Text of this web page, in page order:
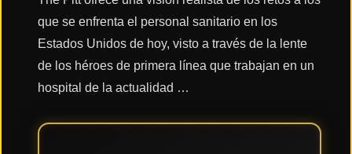
Acciónque se enfrenta el personal sanitario en los
Estados Unidos de hoy, visto a través de la lente
de los héroes de primera línea que trabajan en un
hospital de la actualidad …